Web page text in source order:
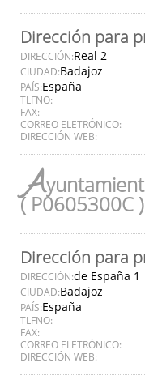
Dirección para
DIRECCIÓN:Real 2
CIUDAD:Badajoz
PAÍS:España
TLFNO:
FAX:
CORREO ELETRÓNICO:
DIRECCIÓN WEB:
A
( P0605300C )
Dirección para
DIRECCIÓN:de España 1
CIUDAD:Badajoz
PAÍS:España
TLFNO:
FAX:
CORREO ELETRÓNICO:
DIRECCIÓN WEB: